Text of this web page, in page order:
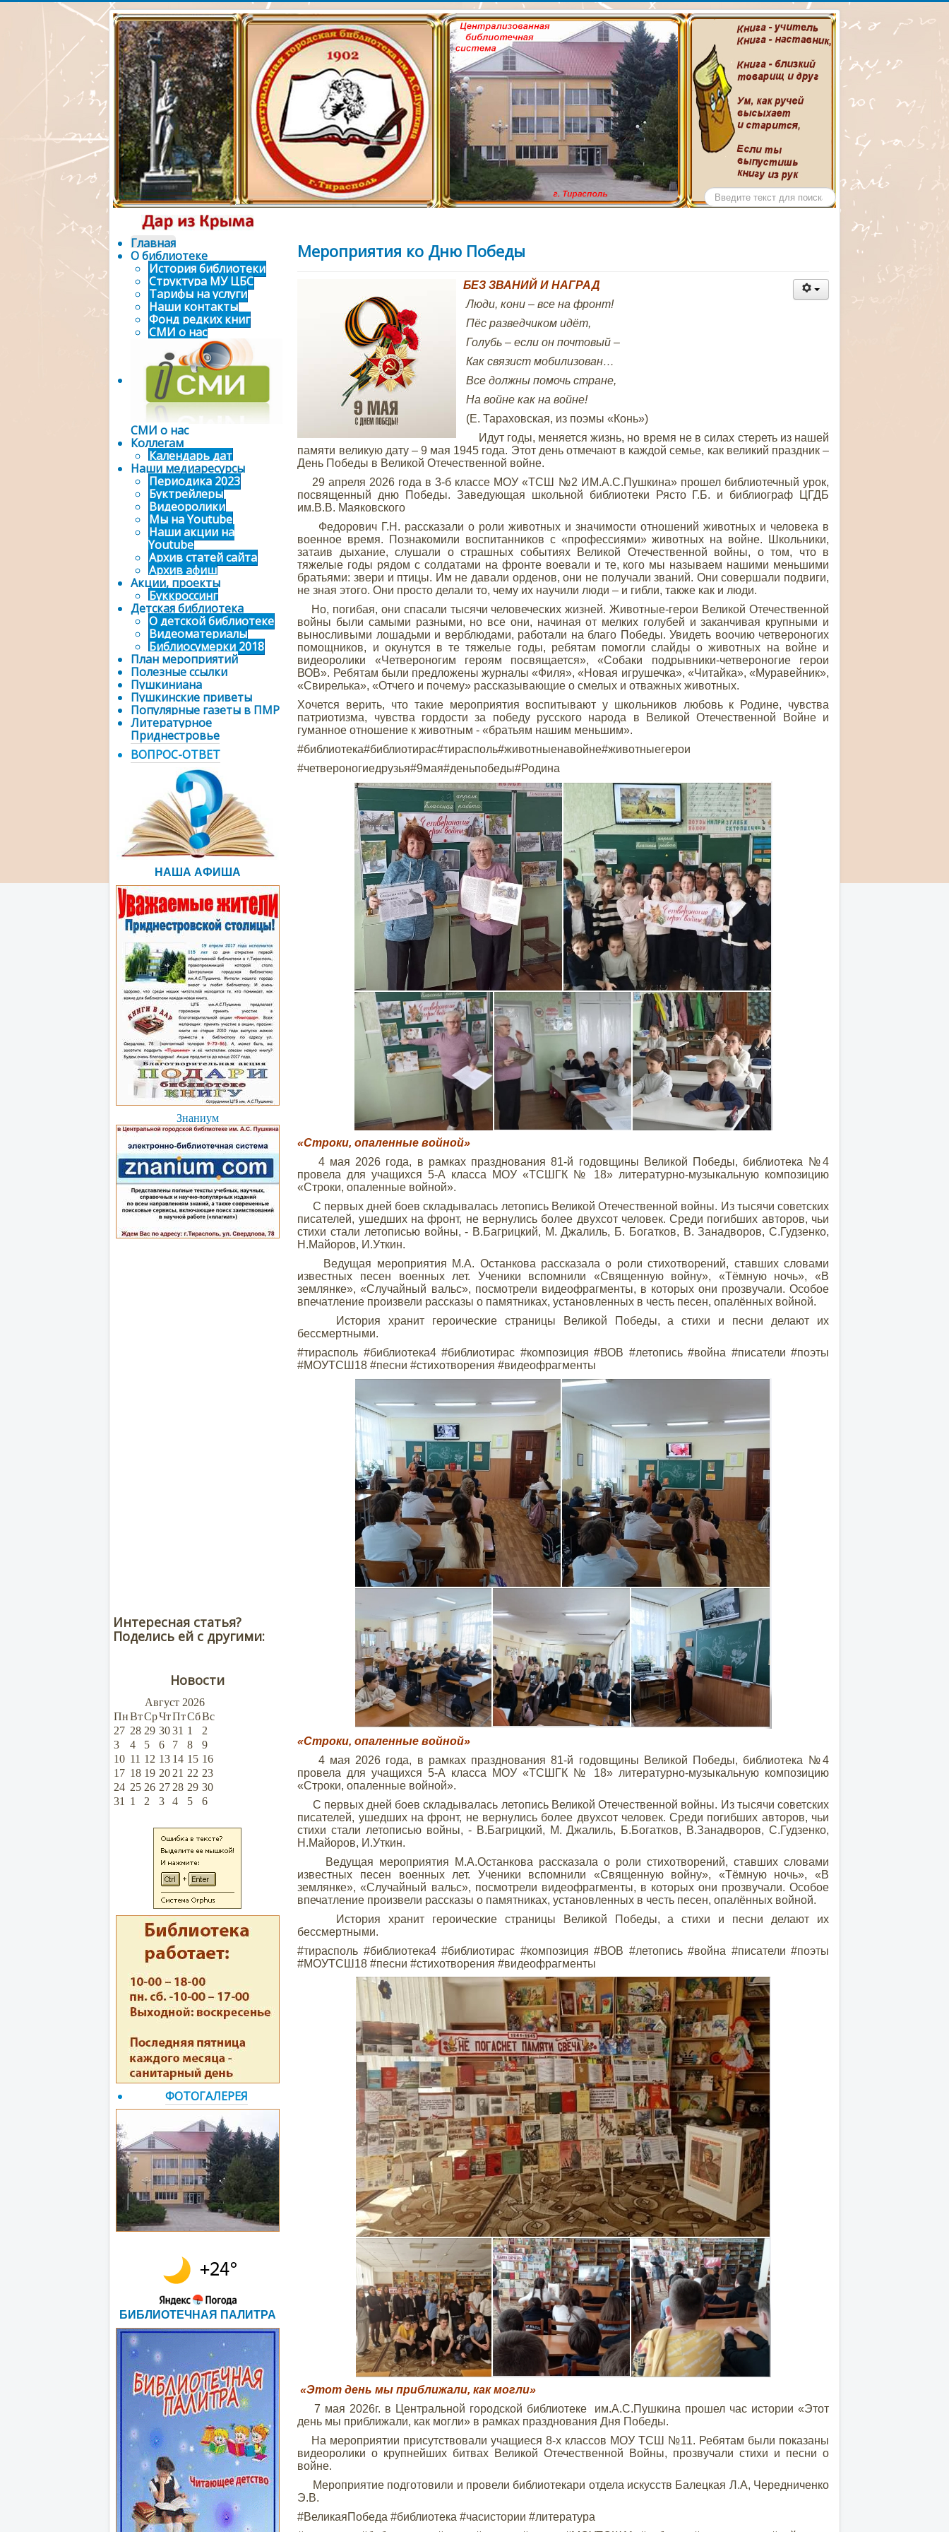
Официальный сайт Тираспольской Центральной
городской библиотеки им. А.С. Пушкина
Искать...
Главная
О библиотеке
История библиотеки
Структура МУ ЦБС
Тарифы на услуги
Наши контакты
Фонд редких книг
СМИ о нас
СМИ о нас
Коллегам
Календарь дат
Наши медиаресурсы
Периодика 2023
Буктрейлеры
Видеоролики
Мы на Youtube
Наши акции на
Youtube
Архив статей сайта
Архив афиш
Акции, проекты
Буккроссинг
Детская библиотека
О детской библиотеке
Видеоматериалы
Библиосумерки 2018
План мероприятий
Полезные ссылки
Пушкиниана
Пушкинские приветы
Популярные газеты в ПМР
Литературное
Приднестровье
ВОПРОС-ОТВЕТ
НАША АФИША
Знаниум
Интересная статья?
Поделись ей с другими:
Новости
Август 2026
ПнВтСрЧтПтСбВс
27 28 29 3031 1
2
3
4 5 6 7 8
9
10 11 12 13 14 15 16
17 18 19 20 21 22 23
24 25 26 27 28 29 30
31
1 2 3 4 5 6
ФОТОГАЛЕРЕЯ
БИБЛИОТЕЧНАЯ ПАЛИТРА
Мероприятия ко Дню Победы
БЕЗ ЗВАНИЙ И НАГРАД
Люди, кони – все на фронт!
Пёс разведчиком идёт,
Голубь – если он почтовый –
Как связист мобилизован…
Все должны помочь стране,
На войне как на войне!
(Е. Тараховская, из поэмы «Конь»)
Идут годы, меняется жизнь, но время не в силах стереть из нашей
памяти великую дату – 9 мая 1945 года. Этот день отмечают в каждой семье, как великий праздник –
День Победы в Великой Отечественной войне.
29 апреля 2026 года в 3-б классе МОУ «ТСШ №2 ИМ.А.С.Пушкина» прошел библиотечный урок,
посвященный дню Победы. Заведующая школьной библиотеки Рясто Г.Б. и библиограф ЦГДБ
им.В.В. Маяковского
Федорович Г.Н. рассказали о роли животных и значимости отношений животных и человека в
военное время. Познакомили воспитанников с «профессиями» животных на войне. Школьники,
затаив дыхание, слушали о страшных событиях Великой Отечественной войны, о том, что в
тяжелые годы рядом с солдатами на фронте воевали и те, кого мы называем нашими меньшими
братьями: звери и птицы. Им не давали орденов, они не получали званий. Они совершали подвиги,
не зная этого. Они просто делали то, чему их научили люди – и гибли, также как и люди.
Но, погибая, они спасали тысячи человеческих жизней. Животные-герои Великой Отечественной
войны были самыми разными, но все они, начиная от мелких голубей и заканчивая крупными и
выносливыми лошадьми и верблюдами, работали на благо Победы. Увидеть воочию четвероногих
помощников, и окунутся в те тяжелые годы, ребятам помогли слайды о животных на войне и
видеоролики «Четвероногим героям посвящается», «Собаки подрывники-четвероногие герои
ВОВ». Ребятам были предложены журналы «Филя», «Новая игрушечка», «Читайка», «Муравейник»,
«Свирелька», «Отчего и почему» рассказывающие о смелых и отважных животных.
Хочется верить, что такие мероприятия воспитывают у школьников любовь к Родине, чувства
патриотизма, чувства гордости за победу русского народа в Великой Отечественной Войне и
гуманное отношение к животным - «братьям нашим меньшим».
#библиотека#библиотирас#тирасполь#животныенавойне#животныегерои
#четвероногиедрузья#9мая#деньпобеды#Родина
«Строки, опаленные войной»
4 мая 2026 года, в рамках празднования 81-й годовщины Великой Победы, библиотека №4
провела для учащихся 5-А класса МОУ «ТСШГК № 18» литературно-музыкальную композицию
«Строки, опаленные войной».
С первых дней боев складывалась летопись Великой Отечественной войны. Из тысячи советских
писателей, ушедших на фронт, не вернулись более двухсот человек. Среди погибших авторов, чьи
стихи стали летописью войны, - В.Багрицкий, М. Джалиль, Б. Богатков, В. Занадворов, С.Гудзенко,
Н.Майоров, И.Уткин.
Ведущая мероприятия М.А. Останкова рассказала о роли стихотворений, ставших словами
известных песен военных лет. Ученики вспомнили «Священную войну», «Тёмную ночь», «В
землянке», «Случайный вальс», посмотрели видеофрагменты, в которых они прозвучали. Особое
впечатление произвели рассказы о памятниках, установленных в честь песен, опалённых войной.
История хранит героические страницы Великой Победы, а стихи и песни делают их
бессмертными.
#тирасполь #библиотека4 #библиотирас #композиция #ВОВ #летопись #война #писатели #поэты
#МОУТСШ18 #песни #стихотворения #видеофрагменты
«Строки, опаленные войной»
4 мая 2026 года, в рамках празднования 81-й годовщины Великой Победы, библиотека №4
провела для учащихся 5-А класса МОУ «ТСШГК № 18» литературно-музыкальную композицию
«Строки, опаленные войной».
С первых дней боев складывалась летопись Великой Отечественной войны. Из тысячи советских
писателей, ушедших на фронт, не вернулись более двухсот человек. Среди погибших авторов, чьи
стихи стали летописью войны, - В.Багрицкий, М. Джалиль, Б.Богатков, В.Занадворов, С.Гудзенко,
Н.Майоров, И.Уткин.
Ведущая мероприятия М.А.Останкова рассказала о роли стихотворений, ставших словами
известных песен военных лет. Ученики вспомнили «Священную войну», «Тёмную ночь», «В
землянке», «Случайный вальс», посмотрели видеофрагменты, в которых они прозвучали. Особое
впечатление произвели рассказы о памятниках, установленных в честь песен, опалённых войной.
История хранит героические страницы Великой Победы, а стихи и песни делают их
бессмертными.
#тирасполь #библиотека4 #библиотирас #композиция #ВОВ #летопись #война #писатели #поэты
#МОУТСШ18 #песни #стихотворения #видеофрагменты
«Этот день мы приближали, как могли»
7 мая 2026г. в Центральной городской библиотеке им.А.С.Пушкина прошел час истории «Этот
день мы приближали, как могли» в рамках празднования Дня Победы.
На мероприятии присутствовали учащиеся 8-х классов МОУ ТСШ №11. Ребятам были показаны
видеоролики о крупнейших битвах Великой Отечественной Войны, прозвучали стихи и песни о
войне.
Мероприятие подготовили и провели библиотекари отдела искусств Балецкая Л.А, Чередниченко
Э.В.
#ВеликаяПобеда #библиотека #часистории #литература